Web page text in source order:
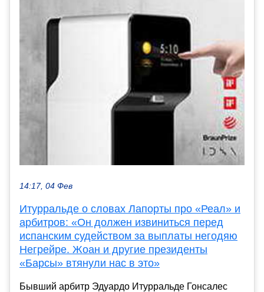
14:17, 04 Фев
Итурральде о словах Лапорты про «Реал» и
арбитров: «Он должен извиниться перед
испанским судейством за выплаты негодяю
Негрейре. Жоан и другие президенты
«Барсы» втянули нас в это»
Бывший арбитр Эдуардо Итурральде Гонсалес